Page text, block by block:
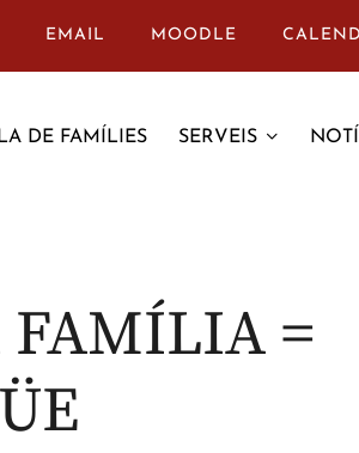
EMAIL MOODLE
DE FAMÍLIES SERVEIS
FAMÍLIA =